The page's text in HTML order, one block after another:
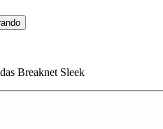
Breaknet Sleek